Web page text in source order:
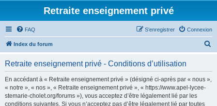
Retraite enseignement privé
FAQ Connexion
S’enregistrer
Index du forum
Retraite enseignement privé - Conditions d’utilisation
En accédant à « Retraite enseignement privé » (désigné ci-après par « nous »,
« notre », « nos », « Retraite enseignement privé », « https://www.apel-lycee-
stemarie-cholet.org/forums »), vous acceptez d’être légalement lié par les
conditions suivantes. Si vous n’acceptez pas d’être légalement lié par toutes